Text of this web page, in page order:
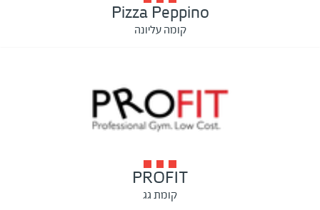
Pizza Peppino
קומה עליונה
PROFIT
קומת גג